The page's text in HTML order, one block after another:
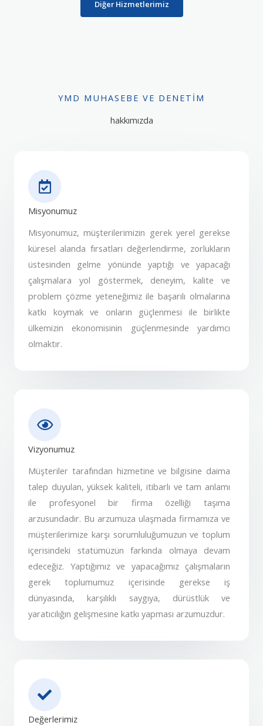
Diğer Hizmetlerimiz
YMD MUHASEBE VE DENETIM
hakkımızda
Misyonumuz
Misyonumuz, müşterilerimizin gerek yerel gerekse
küresel alanda fırsatları değerlendirme, zorlukların
üstesinden gelme yönünde yaptığı ve yapacağı
çalışmalara yol göstermek, deneyim, kalite ve
problem çözme yeteneğimiz ile başarılı olmalarına
katkı koymak ve onların güçlenmesi ile birlikte
ülkemizin ekonomisinin güçlenmesinde yardımcı
olmaktır.
Vizyonumuz
Müşteriler tarafından hizmetine ve bilgisine daima
talep duyulan, yüksek kaliteli, itibarlı ve tam anlamı
ile profesyonel bir firma özelliği taşıma
arzusundadır. Bu arzumuza ulaşmada firmamıza ve
müşterilerimize karşı sorumluluğumuzun ve toplum
içerisindeki statümüzün farkında olmaya devam
edeceğiz. Yaptığımız ve yapacağımız çalışmaların
gerek toplumumuz içerisinde gerekse iş
dünyasında, karşılıklı saygıya, dürüstlük ve
yaratıcılığın gelişmesine katkı yapması arzumuzdur.
Değerlerimiz